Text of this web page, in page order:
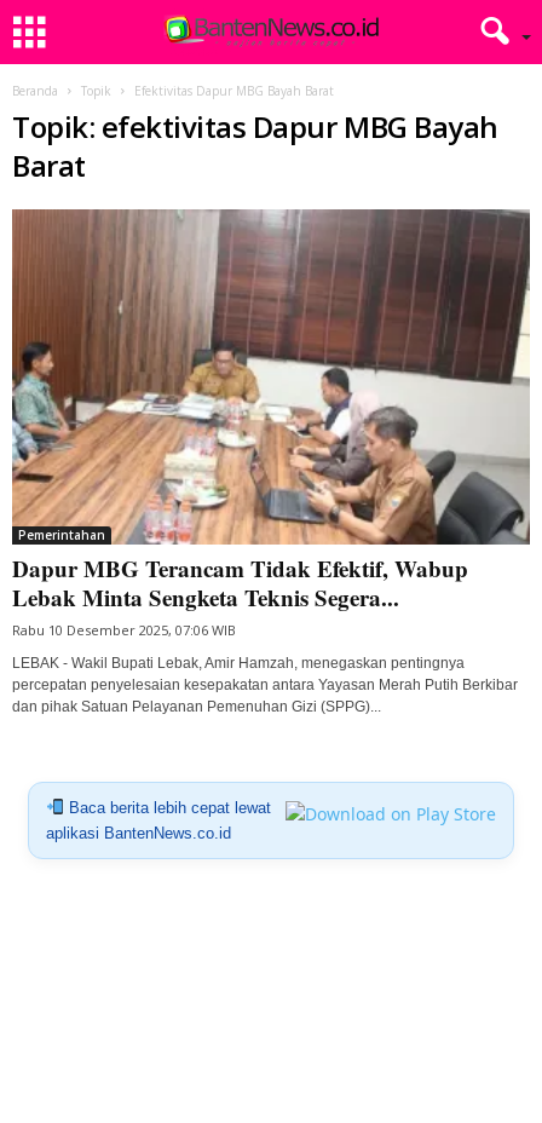
Beranda Topik Efektivitas Dapur MBG Bayah Barat
Topik: efektivitas Dapur MBG Bayah
Barat
Pemerintahan
Dapur MBG Terancam Tidak Efektif, Wabup
Lebak Minta Sengketa Teknis Segera...
Rabu 10 Desember 2025, 07:06 WIB
LEBAK - Wakil Bupati Lebak, Amir Hamzah, menegaskan pentingnya
percepatan penyelesaian kesepakatan antara Yayasan Merah Putih Berkibar
dan pihak Satuan Pelayanan Pemenuhan Gizi (SPPG)...
Baca berita lebih cepat lewat
aplikasi BantenNews.co.id